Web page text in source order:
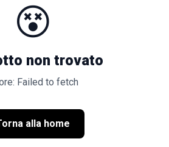
😵
non trovato
Failed to fetch
alla home